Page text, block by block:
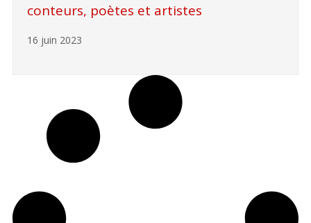
conteurs, poètes et artistes
16 juin 2023